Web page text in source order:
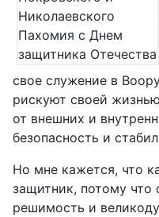
свое служение в
рискуют своей
от внешних и
безопасность и
Но мне кажется, что
защитник, потому что
решимость и